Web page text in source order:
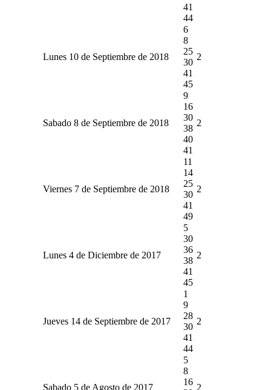
41
44
Lunes 10 de Septiembre de 2018
6
8
25
30
41
45
2
Sabado 8 de Septiembre de 2018
9
16
30
38
40
41
2
Viernes 7 de Septiembre de 2018
11
14
25
30
41
49
2
Lunes 4 de Diciembre de 2017
5
30
36
38
41
45
2
Jueves 14 de Septiembre de 2017
1
9
28
30
41
44
2
Sabado 5 de Agosto de 2017
5
8
16
2